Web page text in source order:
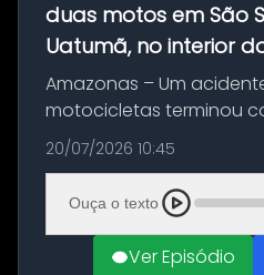
duas motos em São
Uatumã, no interior
Amazonas – Um
motocicletas terminou
Figueiredo de Souza, de
de São Sebastião do
Amazonas. A colisão
20/07/2026 10:45
Ouça o texto
Ver Episódio